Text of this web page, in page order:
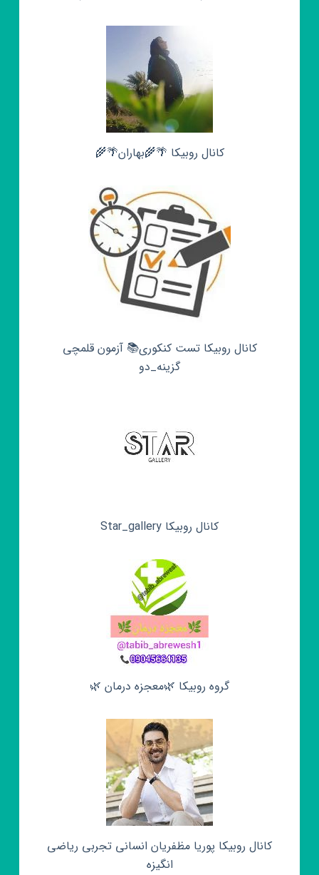
کانال روبیکا 🌴🌾بهاران🌴🌾
کانال روبیکا تست کنکوری📚 آزمون قلمچی‌‌
گزینه_دو
کانال روبیکا Star_gallery
گروه روبیکا 🌿معجزه درمان 🌿
کانال روبیکا پوریا مظفریان انسانی تجربی ریاضی
انگیزه